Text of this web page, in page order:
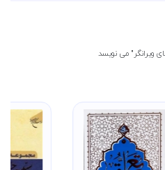
ویرانگر" می نویسد